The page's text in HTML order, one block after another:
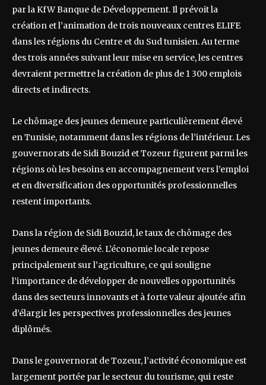
par la KfW Banque de Développement. Il prévoit la
création et l’animation de trois nouveaux centres ELIFE
dans les régions du Centre et du Sud tunisien. Au terme
des trois années suivant leur mise en service, les centres
devraient permettre la création de plus de 1 300 emplois
directs et indirects.
Le chômage des jeunes demeure particulièrement élevé
en Tunisie, notamment dans les régions de l’intérieur. Les
gouvernorats de Sidi Bouzid et Tozeur figurent parmi les
régions où les besoins en accompagnement vers l’emploi
et en diversification des opportunités professionnelles
restent importants.
Dans la région de Sidi Bouzid, le taux de chômage des
jeunes demeure élevé. L’économie locale repose
principalement sur l’agriculture, ce qui souligne
l’importance de développer de nouvelles opportunités
dans des secteurs innovants et à forte valeur ajoutée afin
d’élargir les perspectives professionnelles des jeunes
diplômés.
Dans le gouvernorat de Tozeur, l’activité économique est
largement portée par le secteur du tourisme, qui reste